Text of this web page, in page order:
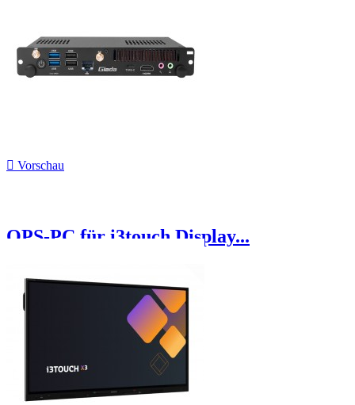
 Vorschau
OPS-PC für i3touch Display...